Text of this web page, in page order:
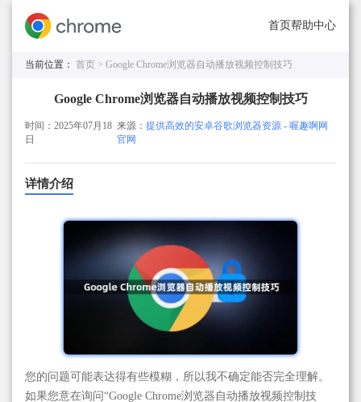
首页帮助中心
当前位置： 首页 > Google Chrome浏览器自动播放视频控制技巧
Google Chrome浏览器自动播放视频控制技巧
时间：2025年07月18
日
来源：提供高效的安卓谷歌浏览器资源 - 喔趣啊网
官网
详情介绍
您的问题可能表达得有些模糊，所以我不确定能否完全理解。
如果您意在询问“Google Chrome浏览器自动播放视频控制技